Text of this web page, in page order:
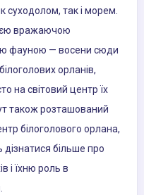
суходолом, так і морем.
вражаючою
фауною — восени сюди
орланів,
на світовий центр їх
також розташований
білоголового орлана,
більше про
і їхню роль в